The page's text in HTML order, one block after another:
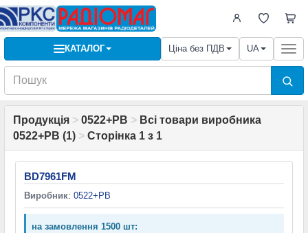
КАТАЛОГ Ціна без ПДВ UA
Продукція > 0522+PB > Всі товари виробника
0522+PB (1) > Сторінка 1 з 1
BD7961FM
Виробник: 0522+PB
на замовлення 1500 шт: